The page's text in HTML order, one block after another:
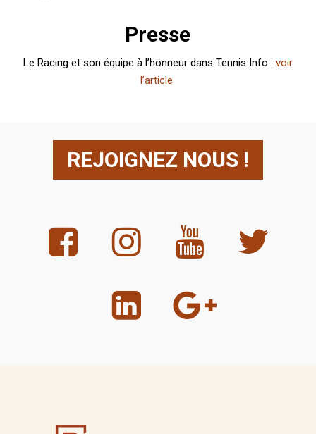
Presse
Le Racing et son équipe à l’honneur dans Tennis Info : voir
l’article
REJOIGNEZ NOUS !